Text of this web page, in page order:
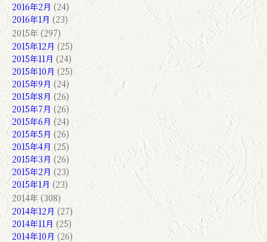
2016年2月 (24)
2016年1月 (23)
2015年 (297)
2015年12月 (25)
2015年11月 (24)
2015年10月 (25)
2015年9月 (24)
2015年8月 (26)
2015年7月 (26)
2015年6月 (24)
2015年5月 (26)
2015年4月 (25)
2015年3月 (26)
2015年2月 (23)
2015年1月 (23)
2014年 (308)
2014年12月 (27)
2014年11月 (25)
2014年10月 (26)